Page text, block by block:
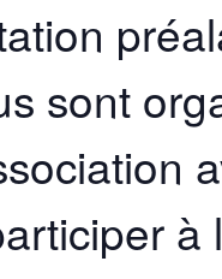
sont